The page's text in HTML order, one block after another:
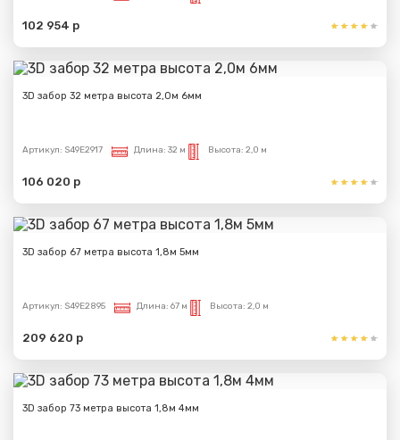
102 954 р
3D забор 32 метра высота 2,0м 6мм
Артикул: S49E2917 Длина: 32 м Высота: 2,0 м
106 020 р
3D забор 67 метра высота 1,8м 5мм
Артикул: S49E2895 Длина: 67 м Высота: 2,0 м
209 620 р
3D забор 73 метра высота 1,8м 4мм